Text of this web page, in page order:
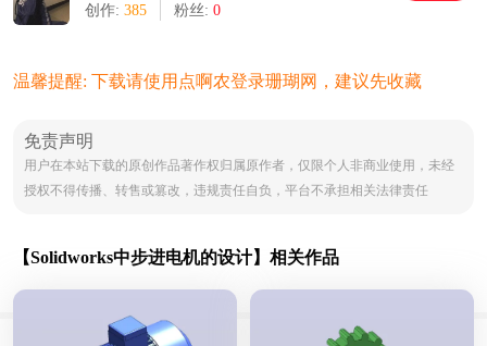
创作: 385 粉丝: 0
温馨提醒: 下载请使用点啊农登录珊瑚网，建议先收藏
免责声明
用户在本站下载的原创作品著作权归属原作者，仅限个人非商业使用，未经
授权不得传播、转售或篡改，违规责任自负，平台不承担相关法律责任
【Solidworks中步进电机的设计】相关作品